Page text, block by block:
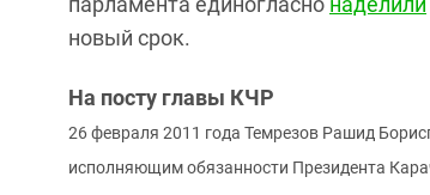
новый срок.
На посту главы КЧР
26 февраля 2011 года Темрезов Рашид
исполняющим обязанности Президента